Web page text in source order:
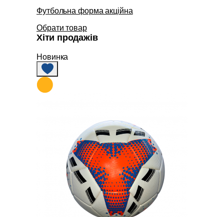
Футбольна форма акційна
Обрати товар
Хіти продажів
Новинка